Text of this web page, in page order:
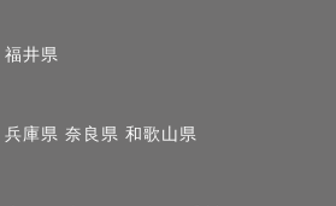
福井県
兵庫県 奈良県 和歌山県